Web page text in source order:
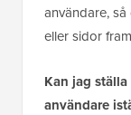
användare,
eller sidor
Kan jag
användare